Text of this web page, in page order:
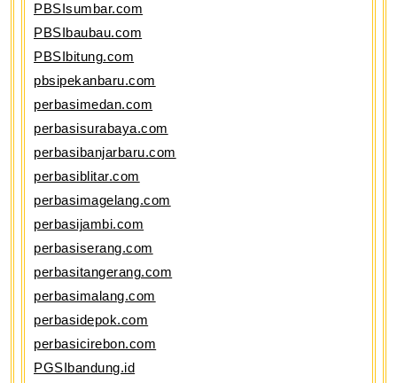
PBSIsumbar.com
PBSIbaubau.com
PBSIbitung.com
pbsipekanbaru.com
perbasimedan.com
perbasisurabaya.com
perbasibanjarbaru.com
perbasiblitar.com
perbasimagelang.com
perbasijambi.com
perbasiserang.com
perbasitangerang.com
perbasimalang.com
perbasidepok.com
perbasicirebon.com
PGSIbandung.id